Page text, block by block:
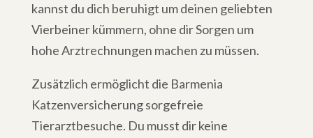
kannst du dich beruhigt um deinen geliebten
Vierbeiner kümmern, ohne dir Sorgen um
hohe Arztrechnungen machen zu müssen.
Zusätzlich ermöglicht die Barmenia
Katzenversicherung sorgefreie
Tierarztbesuche. Du musst dir keine